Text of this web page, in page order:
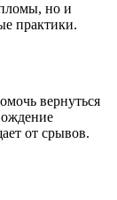
но и
практики.
вернуться
от срывов.